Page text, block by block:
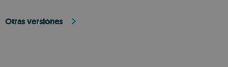
Otras versiones